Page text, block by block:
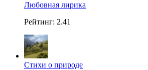
Любовная лирика
Рейтинг: 2.41
Стихи о природе